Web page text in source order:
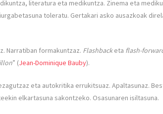
literatura eta medikuntza. Zinema eta
toleratu. Gertakari asko ausazkoak
Narratiban formakuntzaz. Flashbacketa flash-
” (Jean-Dominique Bauby).
eta autokritika errukitsuaz. Apaltasunaz.
elkartasuna sakontzeko. Osasunaren isiltasuna.